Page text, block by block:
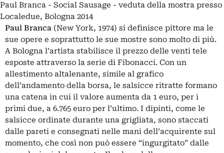
Paul Branca - Social Sausage - veduta della mostra presso
Localedue, Bologna 2014
Paul Branca (New York, 1974) si definisce pittore ma le
sue opere e soprattutto le sue mostre sono molto di più.
A Bologna l’artista stabilisce il prezzo delle venti tele
esposte attraverso la serie di Fibonacci. Con un
allestimento altalenante, simile al grafico
dell’andamento della borsa, le salsicce ritratte formano
una catena in cui il valore aumenta da 1 euro, per i
primi due, a 6.765 euro per l’ultimo. I dipinti, come le
salsicce ordinate durante una grigliata, sono staccati
dalle pareti e consegnati nelle mani dell’acquirente sul
momento, che così non può essere “ingurgitato” dalle